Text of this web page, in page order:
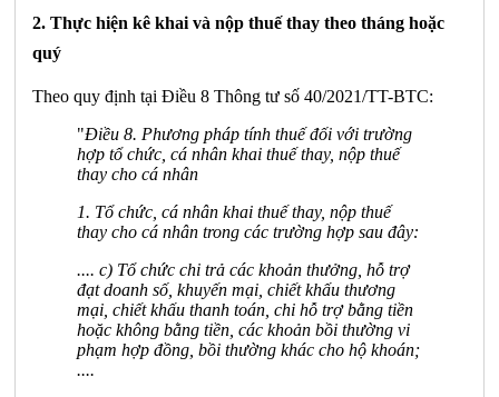
2. Thực hiện kê khai và nộp thuế thay theo tháng hoặc
quý
Theo quy định tại Điều 8 Thông tư số 40/2021/TT-BTC:
"Điều 8. Phương pháp tính thuế đối với trường
hợp tổ chức, cá nhân khai thuế thay, nộp thuế
thay cho cá nhân
1. Tổ chức, cá nhân khai thuế thay, nộp thuế
thay cho cá nhân trong các trường hợp sau đây:
.... c) Tổ chức chi trả các khoản thưởng, hỗ trợ
đạt doanh số, khuyến mại, chiết khấu thương
mại, chiết khấu thanh toán, chi hỗ trợ bằng tiền
hoặc không bằng tiền, các khoản bồi thường vi
phạm hợp đồng, bồi thường khác cho hộ khoán;
....